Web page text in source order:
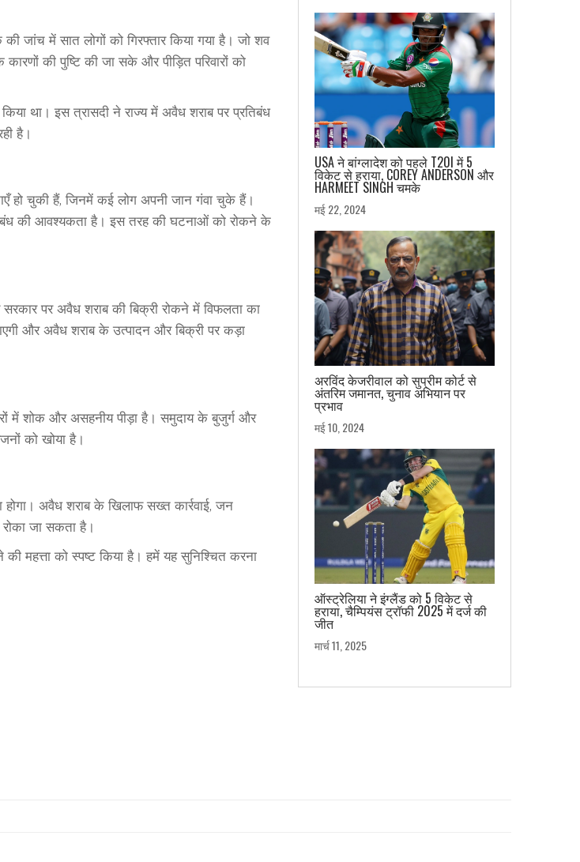
में सात लोगों को गिरफ्तार किया गया है। जो शव
की पुष्टि की जा सके और पीड़ित परिवारों को
था। इस त्रासदी ने राज्य में अवैध शराब पर प्रतिबंध
है।
हो चुकी हैं, जिनमें कई लोग अपनी जान गंवा चुके हैं।
की आवश्यकता है। इस तरह की घटनाओं को रोकने के
सरकार पर अवैध शराब की बिक्री रोकने में विफलता का
और अवैध शराब के उत्पादन और बिक्री पर कड़ा
में शोक और असहनीय पीड़ा है। समुदाय के बुजुर्ग और
को खोया है।
अवैध शराब के खिलाफ सख्त कार्रवाई, जन
जा सकता है।
को स्पष्ट किया है। हमें यह सुनिश्चित करना
USA ने बांग्लादेश को पहले T20I में 5
विकेट से हराया, COREY ANDERSON और
HARMEET SINGH चमके
मई 22, 2024
अरविंद केजरीवाल को सुप्रीम कोर्ट से
अंतरिम जमानत, चुनाव अभियान पर
प्रभाव
मई 10, 2024
ऑस्ट्रेलिया ने इंग्लैंड को 5 विकेट से
हराया, चैम्पियंस ट्रॉफी 2025 में दर्ज की
जीत
मार्च 11, 2025